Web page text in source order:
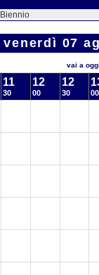
venerdì 07
vai a oggi
11
30
12
00
12
30 00